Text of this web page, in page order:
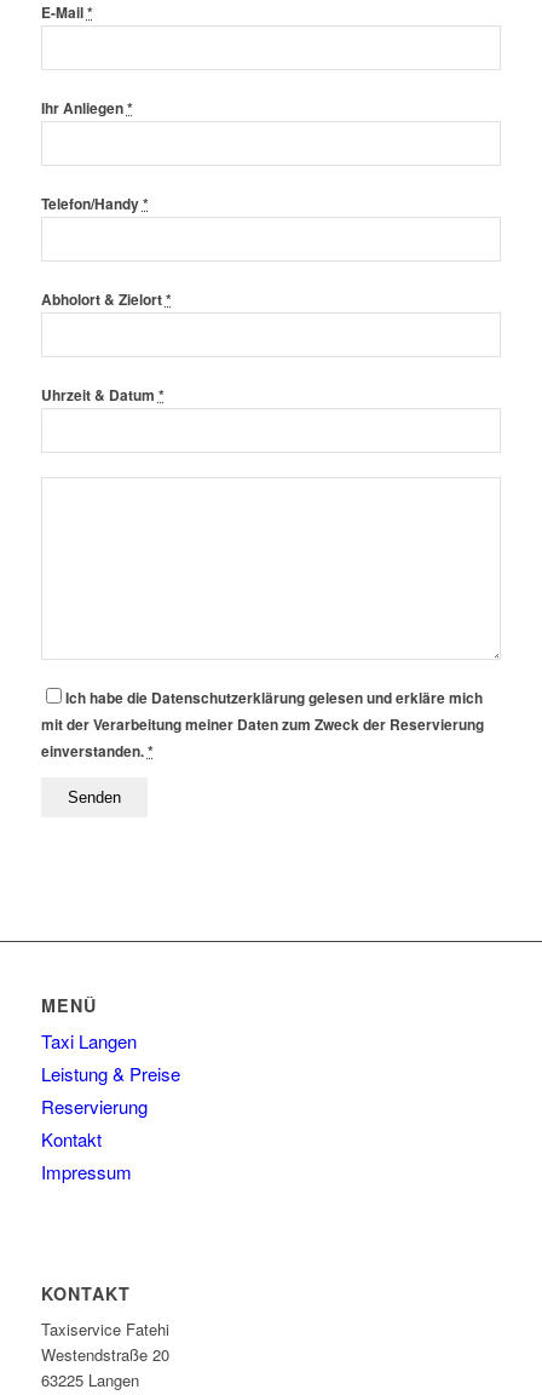
E-Mail*
Ihr Anliegen*
Telefon/Handy*
Abholort & Zielort*
Uhrzeit & Datum *
Ich habe die Datenschutzerklärung gelesen und erkläre mich
mit der Verarbeitung meiner Daten zum Zweck der Reservierung
einverstanden.*
MENÜ
Taxi Langen
Leistung & Preise
Reservierung
Kontakt
Impressum
KONTAKT
Taxiservice Fatehi
Westendstraße 20
63225 Langen